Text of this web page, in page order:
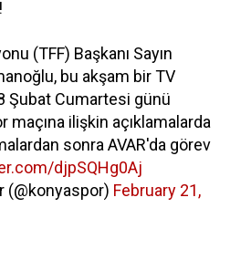
(TFF) Başkanı Sayın
bu akşam bir TV
Şubat Cumartesi günü
maçına ilişkin açıklamalarda
sonra AVAR'da görev
djpSQHg0Aj
(@konyaspor) February 21,